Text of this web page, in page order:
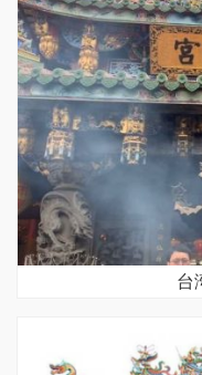
台